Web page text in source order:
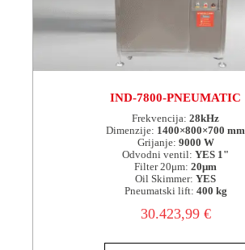
IND-7800-PNEUMATIC
Frekvencija: 28kHz
Dimenzije: 1400×800×700 mm
Grijanje: 9000 W
Odvodni ventil: YES 1"
Filter 20μm: 20μm
Oil Skimmer: YES
Pneumatski lift: 400 kg
30.423,99 €